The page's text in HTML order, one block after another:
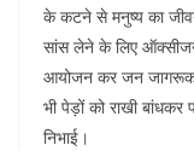
के कटने से मनुष्य का
सांस लेने के लिए
आयोजन कर जन
भी पेड़ों को राखी बांधकर
निभाई।